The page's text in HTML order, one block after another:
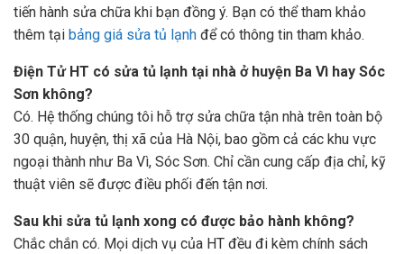
tiến hành sửa chữa khi bạn đồng ý. Bạn có thể tham khảo
thêm tại bảng giá sửa tủ lạnh để có thông tin tham khảo.
Điện Tử HT có sửa tủ lạnh tại nhà ở huyện Ba Vì hay Sóc
Sơn không?
Có. Hệ thống chúng tôi hỗ trợ sửa chữa tận nhà trên toàn bộ
30 quận, huyện, thị xã của Hà Nội, bao gồm cả các khu vực
ngoại thành như Ba Vì, Sóc Sơn. Chỉ cần cung cấp địa chỉ, kỹ
thuật viên sẽ được điều phối đến tận nơi.
Sau khi sửa tủ lạnh xong có được bảo hành không?
Chắc chắn có. Mọi dịch vụ của HT đều đi kèm chính sách